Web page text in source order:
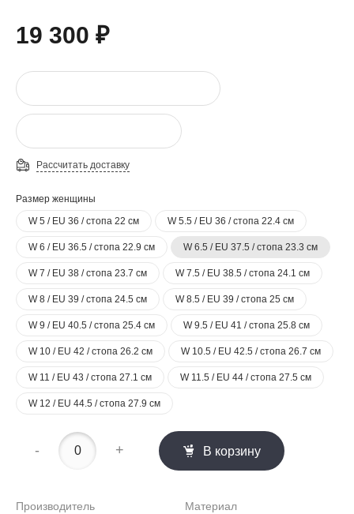
19 300 ₽
Рассчитать доставку
Размер женщины
W 5 / EU 36 / стопа 22 см
W 5.5 / EU 36 / стопа 22.4 см
W 6 / EU 36.5 / стопа 22.9 см W 6.5 / EU 37.5 / стопа 23.3 см
W 7 / EU 38 / стопа 23.7 см W 7.5 / EU 38.5 / стопа 24.1 см
W 8 / EU 39 / стопа 24.5 см W 8.5 / EU 39 / стопа 25 см
W 9 / EU 40.5 / стопа 25.4 см W 9.5 / EU 41 / стопа 25.8 см
W 10 / EU 42 / стопа 26.2 см W 10.5 / EU 42.5 / стопа 26.7 см
W 11 / EU 43 / стопа 27.1 см W 11.5 / EU 44 / стопа 27.5 см
W 12 / EU 44.5 / стопа 27.9 см
- + В корзину
Производитель
Материал